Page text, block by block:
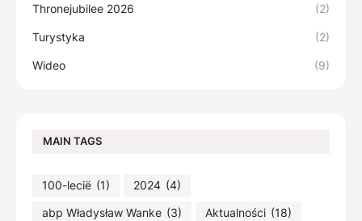
Thronejubilee 2026 (2)
Turystyka (2)
Wideo (9)
MAIN TAGS
100-lecië (1) 2024 (4)
abp Władysław Wanke (3) Aktualności (18)